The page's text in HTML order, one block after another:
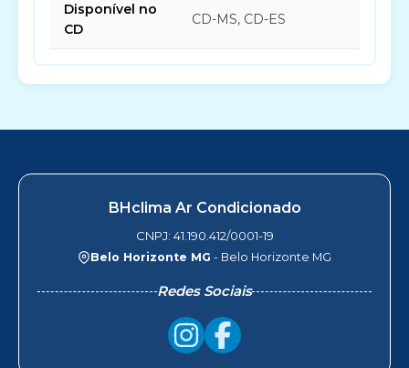
Disponível no
CD
CD-MS, CD-ES
BHclima Ar Condicionado
CNPJ: 41.190.412/0001-19
Belo Horizonte MG - Belo Horizonte MG
Redes Sociais